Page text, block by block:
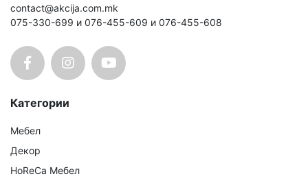
contact@akcija.com.mk
075-330-699 и 076-455-609 и 076-455-608
Категории
Мебел
Декор
HoReCa Мебел